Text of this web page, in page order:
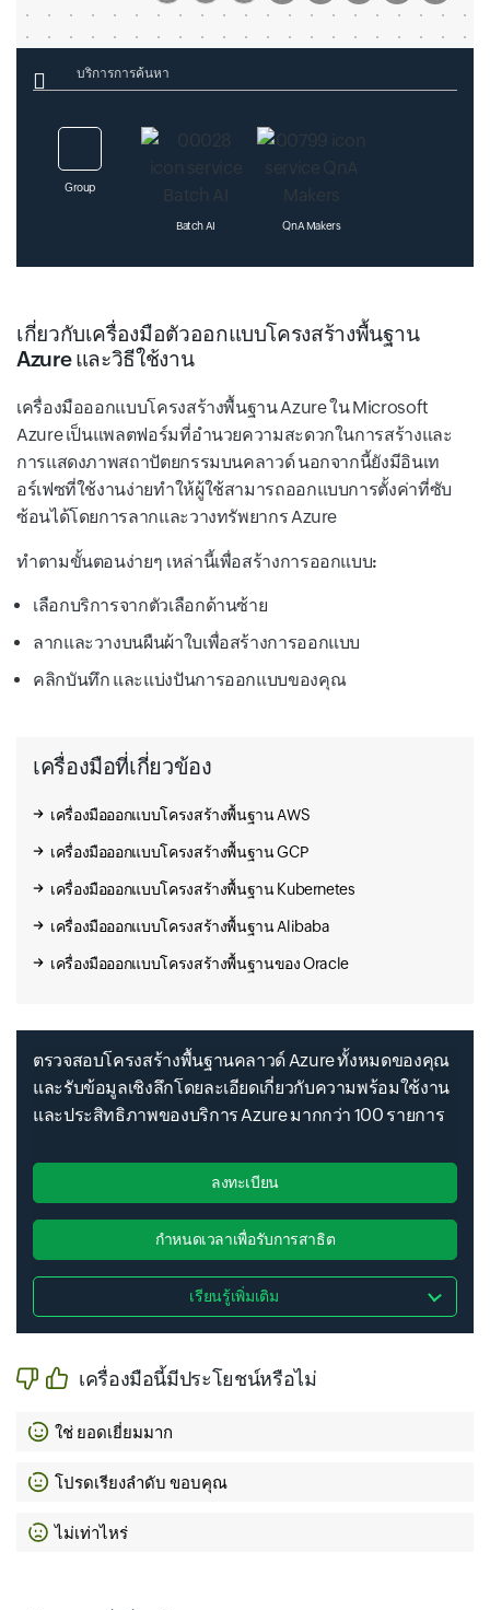
บริการการค้นหา
Group
Batch AI QnA Makers
Translator Text
Language Understanding
Cognitive Search Computer Vision
Machine Learning
เกี่ยวกับเครื่องมือตัวออกแบบโครงสร้างพื้นฐาน
Azure และวิธีใช้งาน
เครื่องมือออกแบบโครงสร้างพื้นฐาน Azure ใน Microsoft
Azure เป็นแพลตฟอร์มที่อำนวยความสะดวกในการสร้างและ
การแสดงภาพสถาปัตยกรรมบนคลาวด์ นอกจากนี้ยังมีอินเท
อร์เฟซที่ใช้งานง่ายทำให้ผู้ใช้สามารถออกแบบการตั้งค่าที่ซับ
ซ้อนได้โดยการลากและวางทรัพยากร Azure
ทำตามขั้นตอนง่ายๆ เหล่านี้เพื่อสร้างการออกแบบ:
เลือกบริการจากตัวเลือกด้านซ้าย
ลากและวางบนผืนผ้าใบเพื่อสร้างการออกแบบ
คลิกบันทึก และแบ่งปันการออกแบบของคุณ
เครื่องมือที่เกี่ยวข้อง
เครื่องมือออกแบบโครงสร้างพื้นฐาน AWS
เครื่องมือออกแบบโครงสร้างพื้นฐาน GCP
เครื่องมือออกแบบโครงสร้างพื้นฐาน Kubernetes
เครื่องมือออกแบบโครงสร้างพื้นฐาน Alibaba
เครื่องมือออกแบบโครงสร้างพื้นฐานของ Oracle
ตรวจสอบโครงสร้างพื้นฐานคลาวด์ Azure ทั้งหมดของคุณ
และรับข้อมูลเชิงลึกโดยละเอียดเกี่ยวกับความพร้อมใช้งาน
และประสิทธิภาพของบริการ Azure มากกว่า 100 รายการ
ลงทะเบียน
กำหนดเวลาเพื่อรับการสาธิต
เรียนรู้เพิ่มเติม
เครื่องมือนี้มีประโยชน์หรือไม่
ใช่ ยอดเยี่ยมมาก
โปรดเรียงลำดับ ขอบคุณ
ไม่เท่าไหร่